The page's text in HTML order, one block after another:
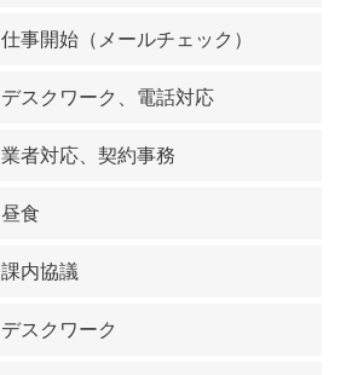
仕事開始（メールチェック）
デスクワーク、電話対応
業者対応、契約事務
昼食
課内協議
デスクワーク